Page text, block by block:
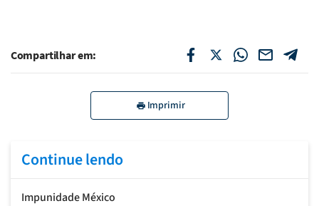
Compartilhar em:
Imprimir
Continue lendo
Impunidade México